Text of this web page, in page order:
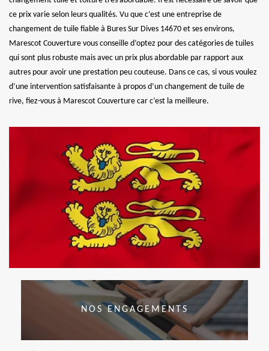
ce prix varie selon leurs qualités. Vu que c’est une entreprise de
changement de tuile fiable à Bures Sur Dives 14670 et ses environs,
Marescot Couverture vous conseille d’optez pour des catégories de tuiles
qui sont plus robuste mais avec un prix plus abordable par rapport aux
autres pour avoir une prestation peu couteuse. Dans ce cas, si vous voulez
d’une intervention satisfaisante à propos d’un changement de tuile de
rive, fiez-vous à Marescot Couverture car c’est la meilleure.
NOS ENGAGEMENTS